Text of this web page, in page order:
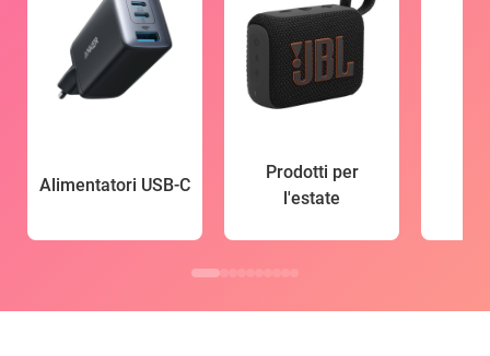
Alimentatori USB-C
Prodotti per
l'estate